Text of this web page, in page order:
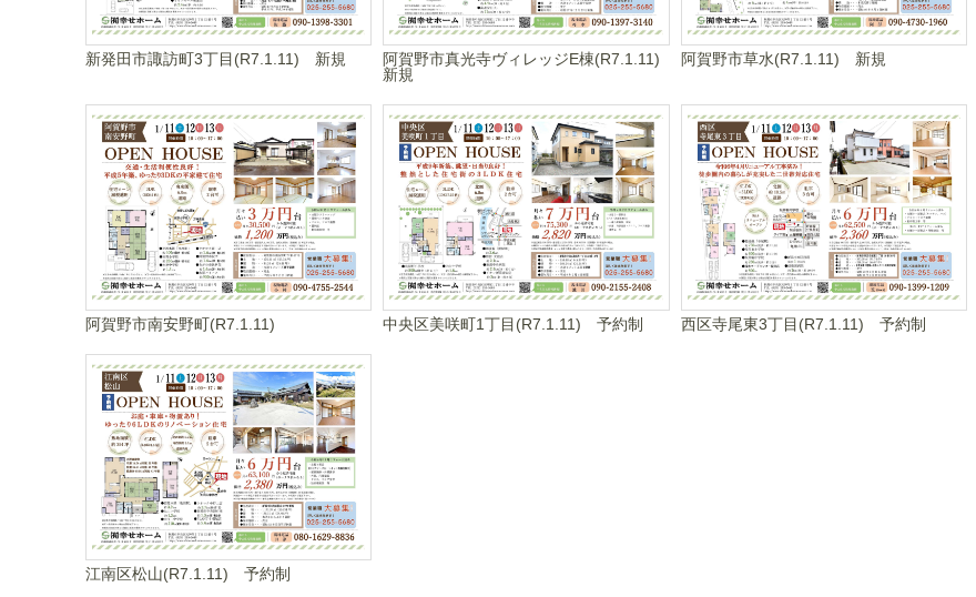
新発田市諏訪町3丁目(R7.1.11) 新規
阿賀野市真光寺ヴィレッジE棟(R7.1.11)
新規
阿賀野市草水(R7.1.11) 新規
阿賀野市南安野町(R7.1.11) 中央区美咲町1丁目(R7.1.11) 予約制 西区寺尾東3丁目(R7.1.11) 予約制
江南区松山(R7.1.11) 予約制